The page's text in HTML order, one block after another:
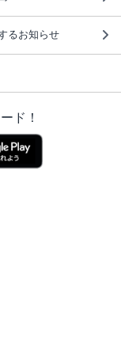
るお知らせ
ド！